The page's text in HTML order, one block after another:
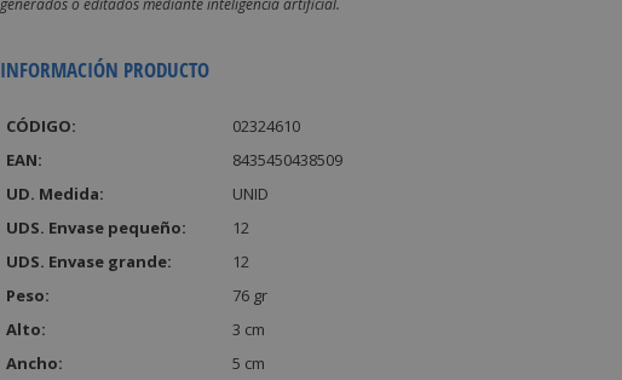
generados o editados mediante inteligencia artificial.
INFORMACIÓN PRODUCTO
CÓDIGO:
02324610
EAN:
8435450438509
UD. Medida:
UNID
UDS. Envase pequeño:
12
UDS. Envase grande:
12
Peso:
76 gr
Alto:
3 cm
Ancho:
5 cm